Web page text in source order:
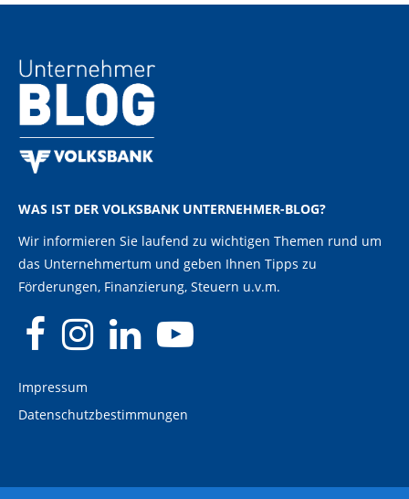
WAS IST DER VOLKSBANK UNTERNEHMER-BLOG?
Wir informieren Sie laufend zu wichtigen Themen rund um
das Unternehmertum und geben Ihnen Tipps zu
Förderungen, Finanzierung, Steuern u.v.m.
Impressum
Datenschutzbestimmungen